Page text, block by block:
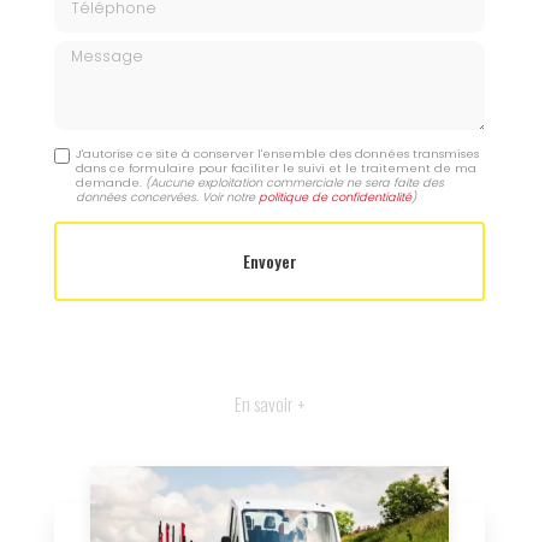
Message
J'autorise ce site à conserver l'ensemble des données transmises
dans ce formulaire pour faciliter le suivi et le traitement de ma
demande. (Aucune exploitation commerciale ne sera faite des
données concervées. Voir notrepolitique de confidentialité)
En savoir +